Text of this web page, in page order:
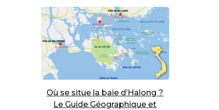
Où se situe la baie d’Halong ?
Le Guide Géographique et